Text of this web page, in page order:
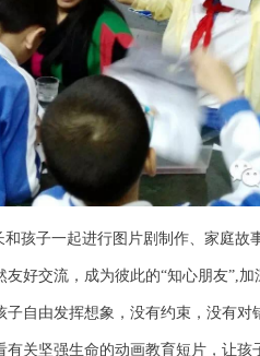
孩子一起进行图片剧制作、家庭故
好交流，成为彼此的“知心朋友”,加
自由发挥想象，没有约束，没有对
关坚强生命的动画教育短片，让孩